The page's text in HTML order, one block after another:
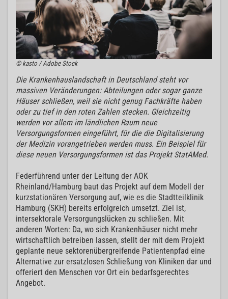
© kasto / Adobe Stock
Die Krankenhauslandschaft in Deutschland steht vor
massiven Veränderungen: Abteilungen oder sogar ganze
Häuser schließen, weil sie nicht genug Fachkräfte haben
oder zu tief in den roten Zahlen stecken. Gleichzeitig
werden vor allem im ländlichen Raum neue
Versorgungsformen eingeführt, für die die Digitalisierung
der Medizin vorangetrieben werden muss. Ein Beispiel für
diese neuen Versorgungsformen ist das Projekt StatAMed.
Federführend unter der Leitung der AOK
Rheinland/Hamburg baut das Projekt auf dem Modell der
kurzstationären Versorgung auf, wie es die Stadtteilklinik
Hamburg (SKH) bereits erfolgreich umsetzt. Ziel ist,
intersektorale Versorgungslücken zu schließen. Mit
anderen Worten: Da, wo sich Krankenhäuser nicht mehr
wirtschaftlich betreiben lassen, stellt der mit dem Projekt
geplante neue sektorenübergreifende Patientenpfad eine
Alternative zur ersatzlosen Schließung von Kliniken dar und
offeriert den Menschen vor Ort ein bedarfsgerechtes
Angebot.